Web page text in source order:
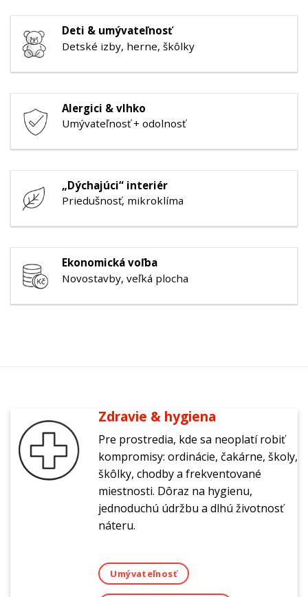
Deti & umývateľnosť
Detské izby, herne, škôlky
Alergici & vlhko
Umývateľnosť + odolnosť
„Dýchajúci“ interiér
Priedušnosť, mikroklíma
Ekonomická voľba
Novostavby, veľká plocha
Zdravie & hygiena
Pre prostredia, kde sa neoplatí robiť
kompromisy: ordinácie, čakárne, školy,
škôlky, chodby a frekventované
miestnosti. Dôraz na hygienu,
jednoduchú údržbu a dlhú životnosť
náteru.
Umývateľnosť